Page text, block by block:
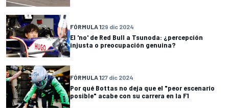
FÓRMULA 129 dic 2024
El 'no' de Red Bull a Tsunoda: ¿percepción
injusta o preocupación genuina?
FÓRMULA 127 dic 2024
Por qué Bottas no deja que el "peor escenario
posible" acabe con su carrera en la F1